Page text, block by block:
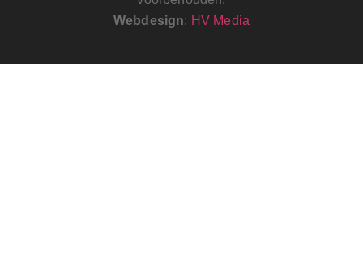
Webdesign: HV Media